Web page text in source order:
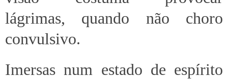
lágrimas, quando não choro
convulsivo.
Imersas num estado de espírito